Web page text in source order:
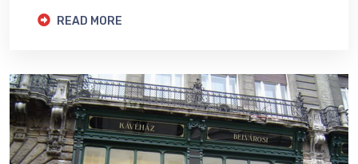
READ MORE